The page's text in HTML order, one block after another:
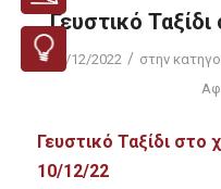
Γευστικό
14/12/2022 / στην
Γευστικό Ταξίδι
10/12/22